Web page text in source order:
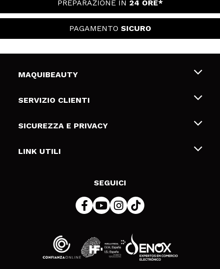
PREPARAZIONE IN 24 ORE*
PAGAMENTO SICURO
MAQUIBEAUTY
Chi siamo
Gift Cards
SERVIZIO CLIENTI
Spedizioni & Resi
Metodi di pagamamento
SICUREZZA E PRIVACY
Termini e condizioni
LINK UTILI
SEGUICI